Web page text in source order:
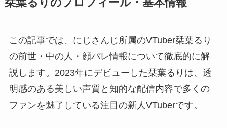
栞葉るりのプロフィール・基本情報
この記事では、にじさんじ所属のVTuber栞葉るり
の前世・中の人・顔バレ情報について徹底的に解
説します。2023年にデビューした栞葉るりは、透
明感のある美しい声質と知的な配信内容で多くの
ファンを魅了している注目の新人VTuberです。